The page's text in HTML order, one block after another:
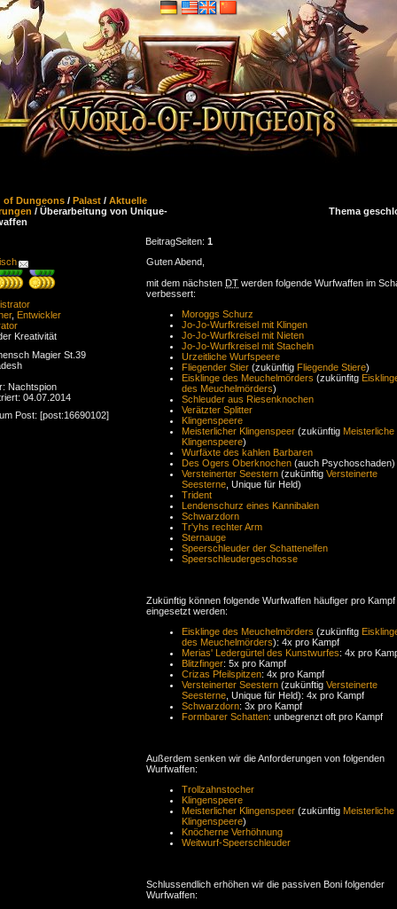
of Dungeons / Palast / Aktuelle
/ Überarbeitung von Unique-
Thema
BeitragSeiten: 1
, Entwickler
Kreativität
Magier St.39
Nachtspion
04.07.2014
Post: [post:16690102]
Guten Abend,
mit dem nächsten DT werden folgende Wurfwaffen im
verbessert:
Moroggs Schurz
Jo-Jo-Wurfkreisel mit Klingen
Jo-Jo-Wurfkreisel mit Nieten
Jo-Jo-Wurfkreisel mit Stacheln
Urzeitliche Wurfspeere
Fliegender Stier (zukünftig Fliegende Stiere)
Eisklinge des Meuchelmörders (zukünfitg
des Meuchelmörders)
Schleuder aus Riesenknochen
Verätzter Splitter
Klingenspeere
Meisterlicher Klingenspeer (zukünftig Meisterliche
Klingenspeere)
Wurfäxte des kahlen Barbaren
Des Ogers Oberknochen (auch Psychoschaden)
Versteinerter Seestern (zukünftig Versteinerte
Seesterne , Unique für Held)
Trident
Lendenschurz eines Kannibalen
Schwarzdorn
Tr'yhs rechter Arm
Sternauge
Speerschleuder der Schattenelfen
Speerschleudergeschosse
Zukünftig können folgende Wurfwaffen häufiger pro Kampf
eingesetzt werden:
Eisklinge des Meuchelmörders (zukünfitg
des Meuchelmörders): 4x pro Kampf
Merias' Ledergürtel des Kunstwurfes: 4x pro
Blitzfinger: 5x pro Kampf
Crizas Pfeilspitzen: 4x pro Kampf
Versteinerter Seestern (zukünftig Versteinerte
Seesterne , Unique für Held): 4x pro Kampf
Schwarzdorn: 3x pro Kampf
Formbarer Schatten: unbegrenzt oft pro Kampf
Außerdem senken wir die Anforderungen von folgenden
Wurfwaffen:
Trollzahnstocher
Klingenspeere
Meisterlicher Klingenspeer (zukünftig Meisterliche
Klingenspeere)
Knöcherne Verhöhnung
Weitwurf-Speerschleuder
Schlussendlich erhöhen wir die passiven Boni folgender
Wurfwaffen: